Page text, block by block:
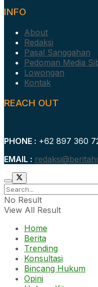
INFO
About
Redaksi
Pasal Sanggahan
Pedoman Media
Lowongan
Kontak
REACH OUT
PHONE : +62 897 360
EMAIL :
No Result
View All Result
Home
Berita
Trending
Konsultasi
Bincang Hukum
Opini